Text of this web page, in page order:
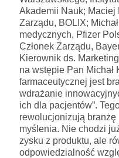
Akademii Nauk;
Zarządu, BOLIX;
medycznych, Pfizer
Członek Zarządu,
Kierownik ds.
na wstępie Pan Michał
farmaceutycznej jest
wdrażanie
ich dla pacjentów”.
rewolucjonizują
myślenia. Nie chodzi
zysku z produktu, ale
odpowiedzialność